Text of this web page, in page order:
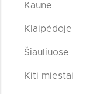
Kaune
Klaipėdoje
Šiauliuose
Kiti miestai